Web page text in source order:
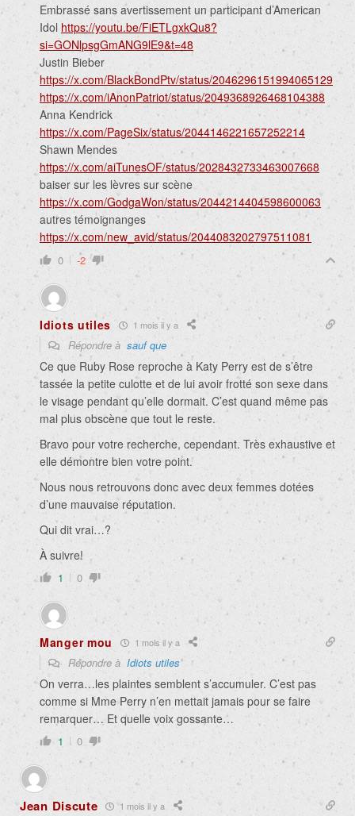
Embrassé sans avertissement un participant d’American
Idol https://youtu.be/FiETLgxkQu8?
si=GONlpsgGmANG9lE9&t=48
Justin Bieber
https://x.com/BlackBondPtv/status/2046296151994065129
https://x.com/iAnonPatriot/status/2049368926468104388
Anna Kendrick
https://x.com/PageSix/status/2044146221657252214
Shawn Mendes
https://x.com/aiTunesOF/status/2028432733463007668
baiser sur les lèvres sur scène
https://x.com/GodgaWon/status/2044214404598600063
autres témoignanges
https://x.com/new_avid/status/2044083202797511081
0 -2
Idiots utiles 1 mois il y a
Répondre à sauf que
Ce que Ruby Rose reproche à Katy Perry est de s’être
tassée la petite culotte et de lui avoir frotté son sexe dans
le visage pendant qu’elle dormait. C’est quand même pas
mal plus obscène que tout le reste.
Bravo pour votre recherche, cependant. Très exhaustive et
elle démontre bien votre point.
Nous nous retrouvons donc avec deux femmes dotées
d’une mauvaise réputation.
Qui dit vrai…?
À suivre!
1 0
Manger mou 1 mois il y a
Répondre à Idiots utiles
On verra…les plaintes semblent s’accumuler. C’est pas
comme si Mme Perry n’en mettait jamais pour se faire
remarquer… Et quelle voix gossante…
1 0
Jean Discute 1 mois il y a